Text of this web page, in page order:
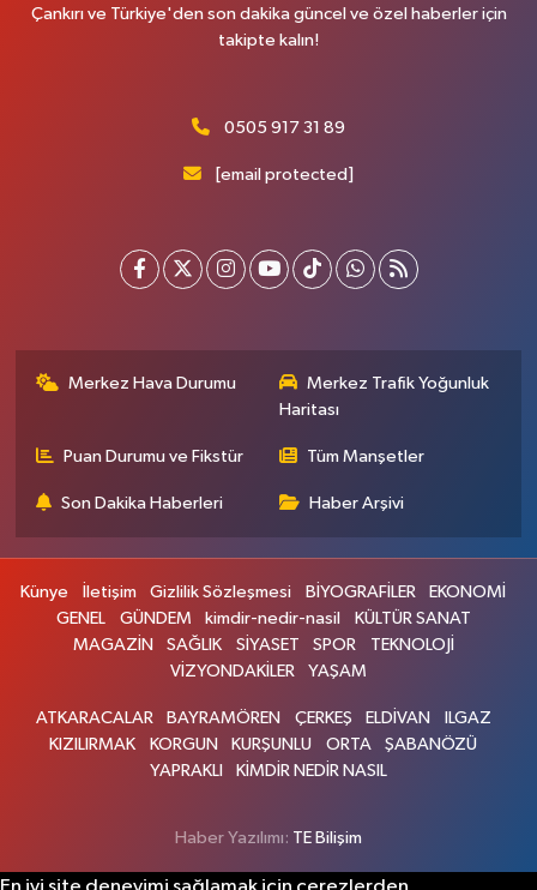
Çankırı ve Türkiye'den son dakika güncel ve özel haberler için
takipte kalın!
0505 917 31 89
[email protected]
Merkez Hava Durumu
Merkez Trafik Yoğunluk
Haritası
Puan Durumu ve Fikstür Tüm Manşetler
Son Dakika Haberleri Haber Arşivi
Künye İletişim Gizlilik Sözleşmesi BİYOGRAFİLER
EKONOMİ
GENEL
GÜNDEM kimdir-nedir-nasil
KÜLTÜR SANAT
MAGAZİN
SAĞLIK SİYASET SPOR
TEKNOLOJİ
VİZYONDAKİLER
YAŞAM
ATKARACALAR BAYRAMÖREN ÇERKEŞ ELDİVAN
ILGAZ
KIZILIRMAK
KORGUN KURŞUNLU ORTA
ŞABANÖZÜ
YAPRAKLI
KİMDİR NEDİR NASIL
Haber Yazılımı: TE Bilişim